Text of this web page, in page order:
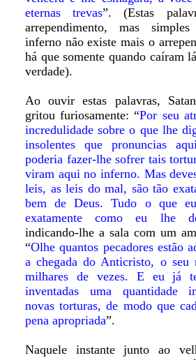
eternas trevas”. (Estas
arrependimento, mas
inferno não existe mais o
há que somente quando caíram
verdade).
Ao ouvir estas palavras,
gritou furiosamente: “Por seu
incredulidade sobre o que lhe
insolentes que pronuncias
poderia fazer-lhe sofrer tais
viram aqui no inferno. Mas
leis, as leis do mal, são tão
bem de Deus. Tudo o que eu
exatamente como eu lhe
indicando-lhe a sala com um
“Olhe quantos pecadores estão
a chegada do Anticristo, o seu
milhares de vezes. E eu já
inventadas uma quantidade
novas torturas, de modo que
pena apropriada”.
Naquele instante junto ao